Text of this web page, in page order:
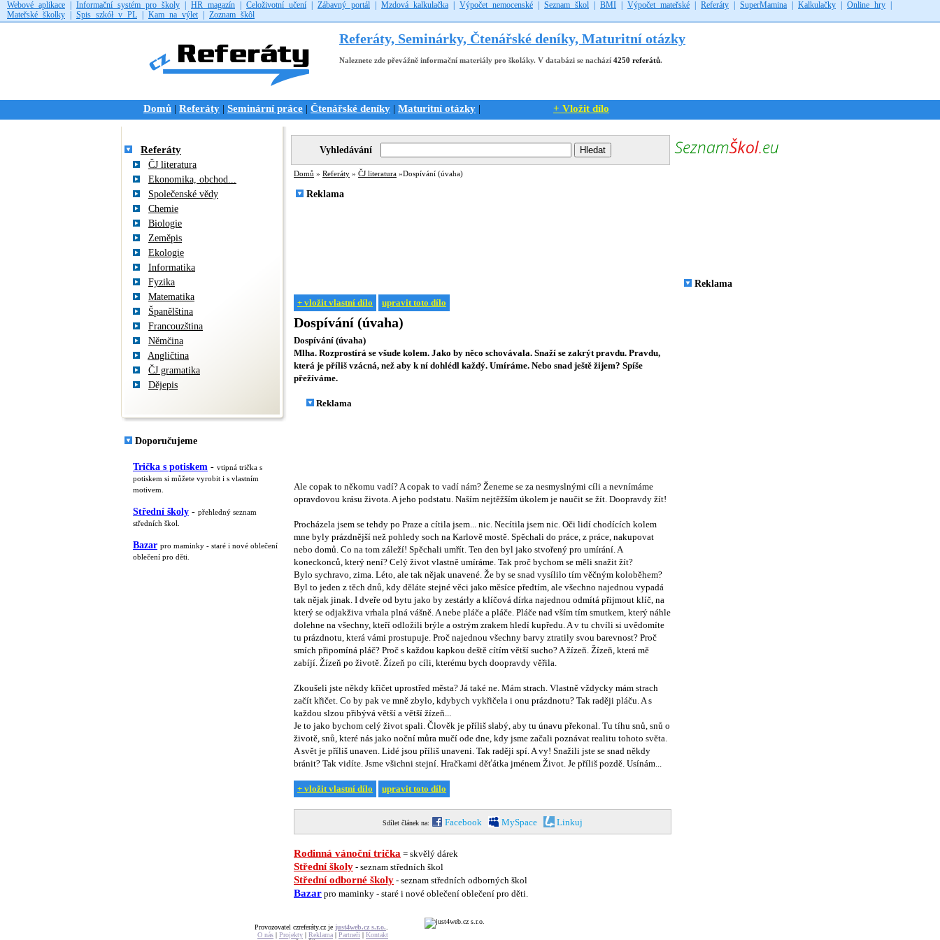
Webové aplikace Informační systém pro školy HR magazín Celoživotní učení Zábavný portál Mzdová kalkulačka Výpočet nemocenské Seznam škol BMI Výpočet mateřské Referáty SuperMamina Kalkulačky Online hry
Mateřské školky
Spis szkół v PL Kam na výlet| Zoznam škôl
Referáty, Seminárky, Čtenářské deníky, Maturitní otázky
Naleznete zde převážně informační materiály pro školáky. V databázi se nachází 4250 referátů.
Domů Referáty Seminární práce Čtenářské deníky Maturitní otázky + Vložit dílo
Referáty
ČJ literatura
Ekonomika, obchod...
Společenské vědy
Chemie
Biologie
Zeměpis
Ekologie
Informatika
Fyzika
Matematika
Španělština
Francouzština
Němčina
Angličtina
ČJ gramatika
Dějepis
Doporučujeme
Trička s potiskem - vtipná trička s
potiskem si můžete vyrobit i s vlastním
motivem.
Střední školy - přehledný seznam
středních škol.
Bazar pro maminky - staré i nové oblečení
oblečení pro děti.
Vyhledávání
Domů » Referáty » ČJ literatura »Dospívání (úvaha)
Reklama
+ vložit vlastní dílo upravit toto dílo
Dospívání (úvaha)
Dospívání (úvaha)
Mlha. Rozprostírá se všude kolem. Jako by něco schovávala. Snaží se zakrýt pravdu. Pravdu,
která je příliš vzácná, než aby k ní dohlédl každý. Umíráme. Nebo snad ještě žijem? Spíše
přežíváme.
Reklama
Ale copak to někomu vadí? A copak to vadí nám? Ženeme se za nesmyslnými cíli a nevnímáme
opravdovou krásu života. A jeho podstatu. Naším nejtěžším úkolem je naučit se žít. Doopravdy žít!
Procházela jsem se tehdy po Praze a cítila jsem... nic. Necítila jsem nic. Oči lidí chodících kolem
mne byly prázdnější než pohledy soch na Karlově mostě. Spěchali do práce, z práce, nakupovat
nebo domů. Co na tom záleží! Spěchali umřít. Ten den byl jako stvořený pro umírání. A
koneckonců, který není? Celý život vlastně umíráme. Tak proč bychom se měli snažit žít?
Bylo sychravo, zima. Léto, ale tak nějak unavené. Že by se snad vysílilo tím věčným koloběhem?
Byl to jeden z těch dnů, kdy děláte stejné věci jako měsíce předtím, ale všechno najednou vypadá
tak nějak jinak. I dveře od bytu jako by zestárly a klíčová dírka najednou odmítá přijmout klíč, na
který se odjakživa vrhala plná vášně. A nebe pláče a pláče. Pláče nad vším tím smutkem, který náhle
dolehne na všechny, kteří odložili brýle a ostrým zrakem hledí kupředu. A v tu chvíli si uvědomíte
tu prázdnotu, která vámi prostupuje. Proč najednou všechny barvy ztratily svou barevnost? Proč
smích připomíná pláč? Proč s každou kapkou deště cítím větší sucho? A žízeň. Žízeň, která mě
zabíjí. Žízeň po životě. Žízeň po cíli, kterému bych doopravdy věřila.
Zkoušeli jste někdy křičet uprostřed města? Já také ne. Mám strach. Vlastně vždycky mám strach
začít křičet. Co by pak ve mně zbylo, kdybych vykřičela i onu prázdnotu? Tak raději pláču. A s
každou slzou přibývá větší a větší žízeň...
Je to jako bychom celý život spali. Člověk je příliš slabý, aby tu únavu překonal. Tu tíhu snů, snů o
životě, snů, které nás jako noční můra mučí ode dne, kdy jsme začali poznávat realitu tohoto světa.
A svět je příliš unaven. Lidé jsou příliš unaveni. Tak raději spí. A vy! Snažili jste se snad někdy
bránit? Tak vidíte. Jsme všichni stejní. Hračkami děťátka jménem Život. Je příliš pozdě. Usínám...
+ vložit vlastní dílo upravit toto dílo
Sdílet článek na: Facebook MySpace Linkuj
Rodinná vánoční trička = skvělý dárek
Střední školy - seznam středních škol
Střední odborné školy - seznam středních odborných škol
Bazar pro maminky - staré i nové oblečení oblečení pro děti.
Reklama
Provozovatel czreferáty.cz je just4web.cz s.r.o.
O nás | Projekty | Reklama | Partneři | Kontakt